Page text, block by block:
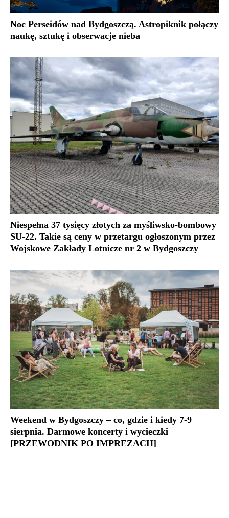
Noc Perseidów nad Bydgoszczą. Astropiknik połączy
naukę, sztukę i obserwacje nieba
Niespełna 37 tysięcy złotych za myśliwsko-bombowy
SU-22. Takie są ceny w przetargu ogłoszonym przez
Wojskowe Zakłady Lotnicze nr 2 w Bydgoszczy
Weekend w Bydgoszczy – co, gdzie i kiedy 7-9
sierpnia. Darmowe koncerty i wycieczki
[PRZEWODNIK PO IMPREZACH]